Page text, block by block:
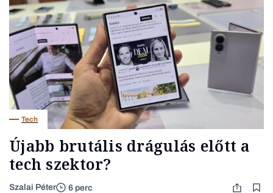
Tech
Újabb brutális drágulás előtt a
tech szektor?
Szalai Péter 6 perc